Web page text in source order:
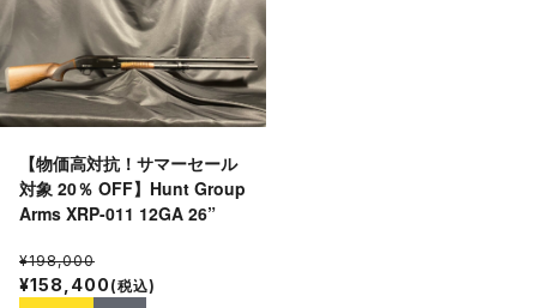
【物価高対抗！サマーセール
対象 20％ OFF】Hunt Group
Arms XRP-011 12GA 26”
¥198,000
¥158,400 (税込)